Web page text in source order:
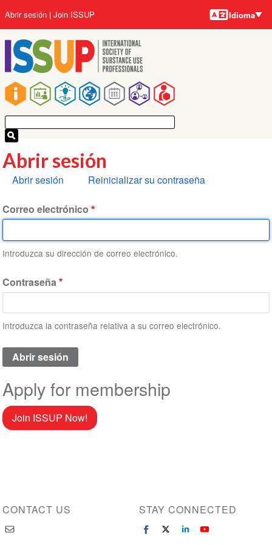
al
contenido
principal
Main
navigation
User
account
menu
Abrir sesión Join ISSUP Idiomas
Idioma
Abrir sesión
Solapas
Abrir sesión Reinicializar su contraseña
Correo electrónico
Introduzca su dirección de correo electrónico.
Contraseña
Introduzca la contraseña relativa a su correo electrónico.
Apply for membership
Join ISSUP Now!
CONTACT US STAY CONNECTED